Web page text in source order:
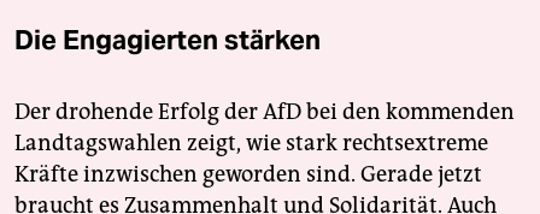
Die Engagierten stärken
Der drohende Erfolg der AfD bei den kommenden
Landtagswahlen zeigt, wie stark rechtsextreme
Kräfte inzwischen geworden sind. Gerade jetzt
braucht es Zusammenhalt und Solidarität. Auch